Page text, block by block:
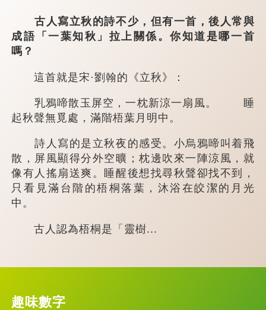
古人寫立秋的詩不少，但有一首，後人常與
成語「一葉知秋」拉上關係。你知道是哪一首
嗎？
這首就是宋·劉翰的《立秋》：
乳鴉啼散玉屏空，一枕新涼一扇風。 睡
起秋聲無覓處，滿階梧葉月明中。
詩人寫的是立秋夜的感受。小烏鴉啼叫着飛
散，屏風顯得分外空曠；枕邊吹來一陣涼風，就
像有人搖扇送爽。睡醒後想找尋秋聲卻找不到，
只看見滿台階的梧桐落葉，沐浴在皎潔的月光
中。
古人認為梧桐是「靈樹...
趣味數字